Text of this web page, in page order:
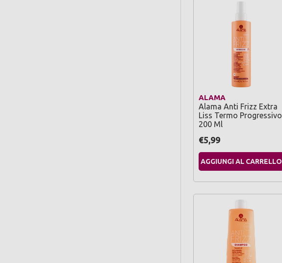
ALAMA
Alama Anti Frizz Extra
Liss Termo Progressivo
200 Ml
€5,99
AGGIUNGI AL CARRELLO